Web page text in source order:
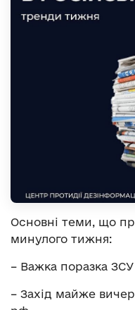
Основні теми, що
минулого тижня:
– Важка поразка ЗСУ
– Захід майже